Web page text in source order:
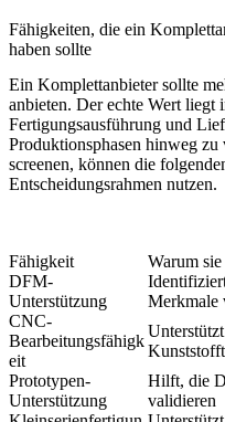
Fähigkeiten, die ein
haben sollte
Ein Komplettanbieter sollte
anbieten. Der echte Wert liegt
Fertigungsausführung und
Produktionsphasen hinweg
screenen, können die
Entscheidungsrahmen nutzen.
Fähigkeit
Warum
DFM-
Unterstützung
Merkmale
CNC-
Bearbeitungsfähigk
eit
Prototypen-
Unterstützung
Hilft, die
validieren